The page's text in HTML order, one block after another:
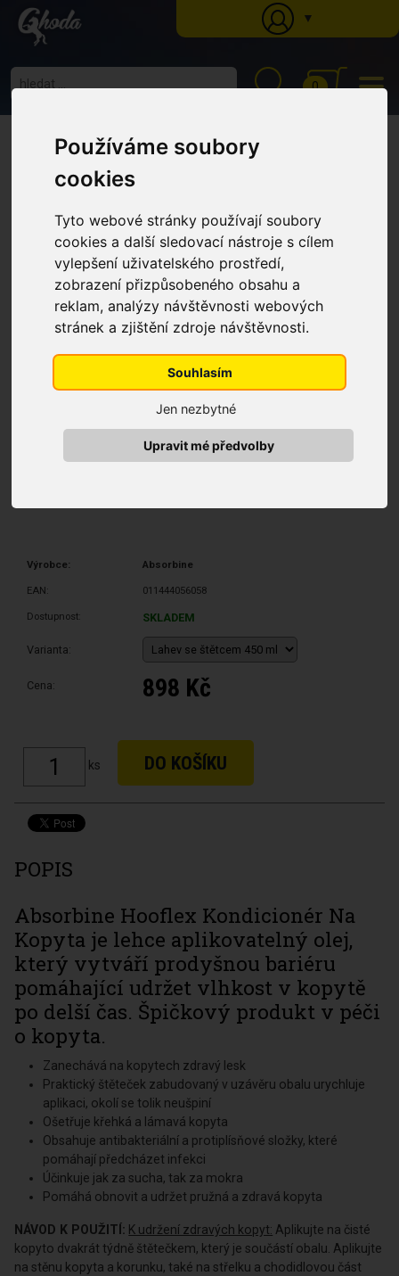
Používáme soubory
cookies
Tyto webové stránky používají soubory
cookies a další sledovací nástroje s cílem
vylepšení uživatelského prostředí,
zobrazení přizpůsobeného obsahu a
reklam, analýzy návštěvnosti webových
stránek a zjištění zdroje návštěvnosti.
Souhlasím
Jen nezbytné
Upravit mé předvolby
▼
0
Absorbine Hooflex, Lahev se štětcem 450 ml
Kondicionér na kopyta
Absorbine Hooflex, Lahev se
štětcem 450 ml
Výrobce: Absorbine
EAN: 011444056058
Dostupnost: SKLADEM
Varianta:
Cena: 898 Kč
ks
POPIS
Absorbine Hooflex Kondicionér Na
Kopyta je lehce aplikovatelný olej,
který vytváří prodyšnou bariéru
pomáhající udržet vlhkost v kopytě
po delší čas. Špičkový produkt v péči
o kopyta.
Zanechává na kopytech zdravý lesk
Praktický štěteček zabudovaný v uzávěru obalu urychluje
aplikaci, okolí se tolik neušpiní
Ošetřuje křehká a lámavá kopyta
Obsahuje antibakteriální a protiplísňové složky, které
pomáhají předcházet infekci
Účinkuje jak za sucha, tak za mokra
Pomáhá obnovit a udržet pružná a zdravá kopyta
NÁVOD K POUŽITÍ: K udržení zdravých kopyt: Aplikujte na čisté
kopyto dvakrát týdně štětečkem, který je součástí obalu. Aplikujte
na stěnu kopyta a korunku, také na střelku a chodidlovou část